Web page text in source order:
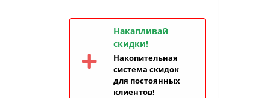
Накапливай
скидки!
Накопительная
система скидок
для постоянных
клиентов!